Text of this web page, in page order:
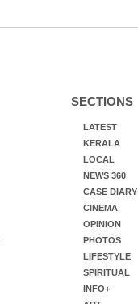
SECTIONS
LATEST
KERALA
LOCAL
NEWS 360
CASE DIARY
CINEMA
OPINION
PHOTOS
LIFESTYLE
SPIRITUAL
INFO+